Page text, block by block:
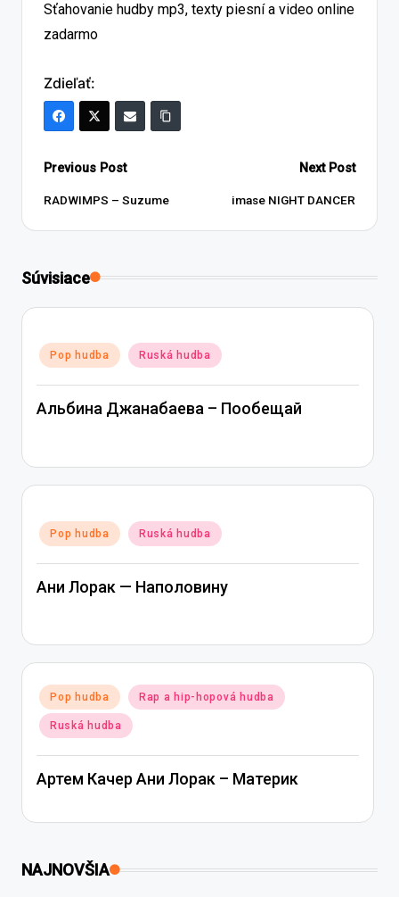
Sťahovanie hudby mp3, texty piesní a video online
zadarmo
Zdieľať:
Post
navigation
Previous Post
RADWIMPS – Suzume
Next Post
imase NIGHT DANCER
Súvisiace
Posted
in
Pop hudba Ruská hudba
Альбина Джанабаева – Пообещай
Posted
in
Pop hudba Ruská hudba
Ани Лорак — Наполовину
Posted
in
Pop hudba Rap a hip-hopová hudba
Ruská hudba
Артем Качер Ани Лорак – Материк
NAJNOVŠIA